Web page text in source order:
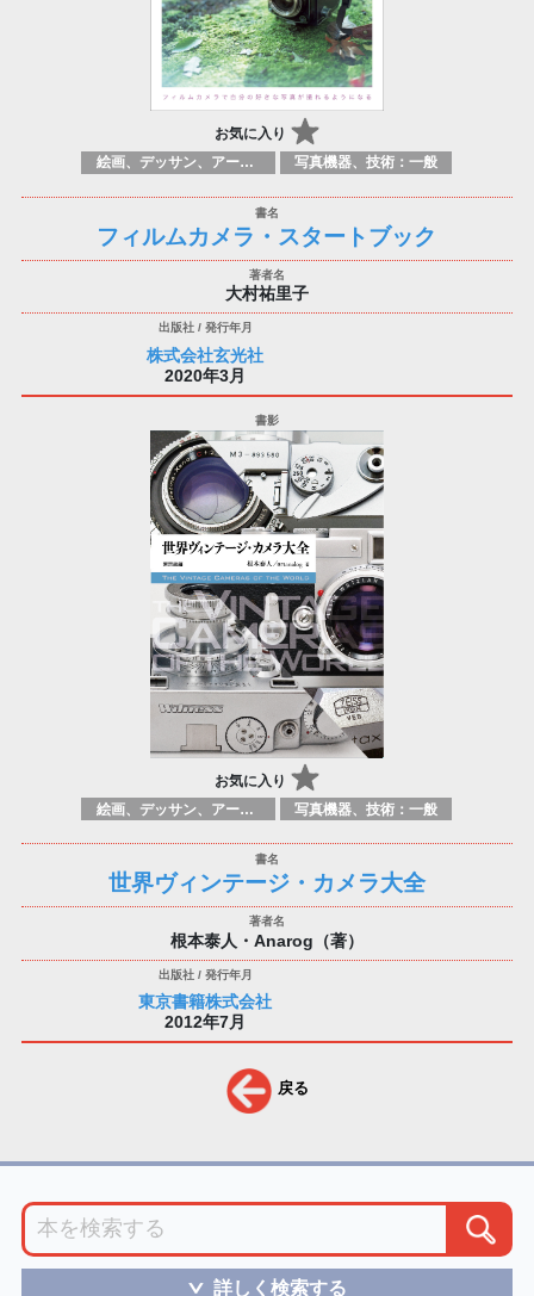
お気に入り
絵画、デッサン、アートマニュアル 写真機器、技術：一般
フィルムカメラ・スタートブック
大村祐里子
株式会社玄光社
2020年3月
お気に入り
絵画、デッサン、アートマニュアル 写真機器、技術：一般
世界ヴィンテージ・カメラ大全
根本泰人・Anarog（著）
東京書籍株式会社
2012年7月
戻る
＞ 詳しく検索する